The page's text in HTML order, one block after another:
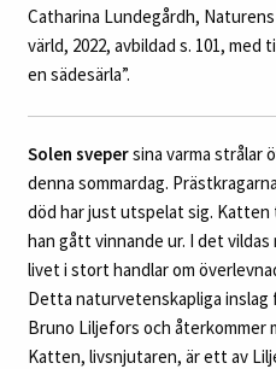
Catharina Lundegårdh,
värld, 2022, avbildad s. 101,
en sädesärla”.
Solen svepersina varma strålar
denna sommardag.
död har just utspelat sig. Katten
han gått vinnande ur. I det
livet i stort handlar om
Detta naturvetenskapliga inslag
Bruno Liljefors och återkommer
Katten, livsnjutaren, är ett av